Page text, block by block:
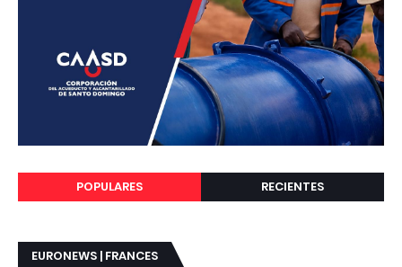
POPULARES RECIENTES
EURONEWS | FRANCES